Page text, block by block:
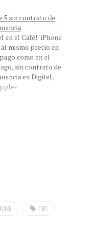
5 sin contrato de
en el Café! "iPhone
al mismo precio en
como en el
sin contrato de
en Digitel,
de Juan
VP de